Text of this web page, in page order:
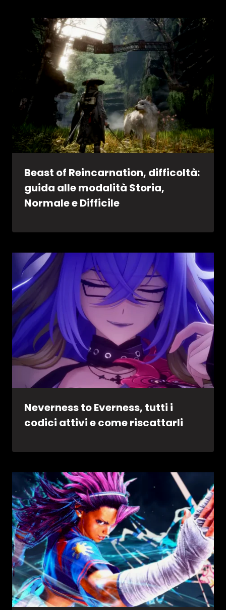
Beast of Reincarnation, difficoltà:
guida alle modalità Storia,
Normale e Difficile
Neverness to Everness, tutti i
codici attivi e come riscattarli